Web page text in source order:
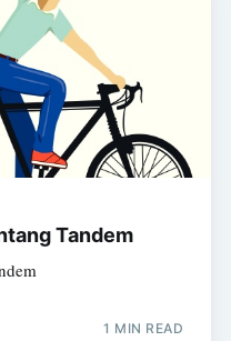
Tandem
1 MIN READ